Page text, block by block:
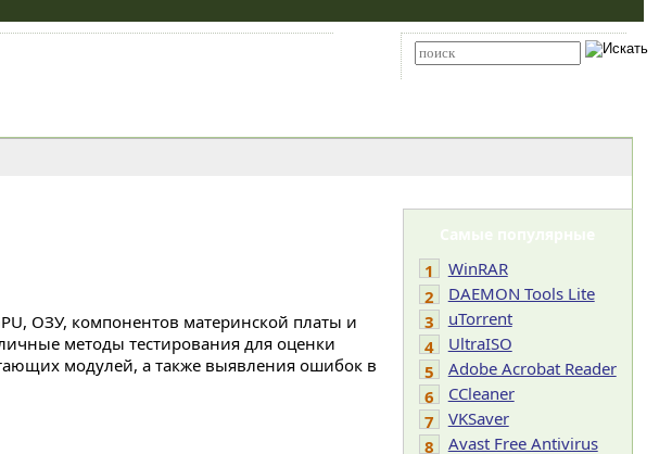
ОЗУ, компонентов материнской платы и
методы тестирования для оценки
модулей, а также выявления ошибок в
Самые популярные
1
WinRAR
2
DAEMON Tools Lite
3
uTorrent
4
UltraISO
5
Adobe Acrobat Reader
6
CCleaner
7
VKSaver
8
Avast Free Antivirus